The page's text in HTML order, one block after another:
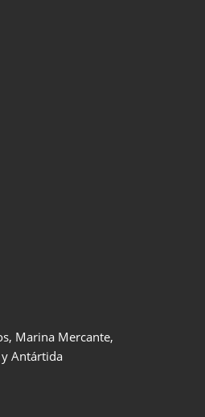
Marina Mercante,
Antártida